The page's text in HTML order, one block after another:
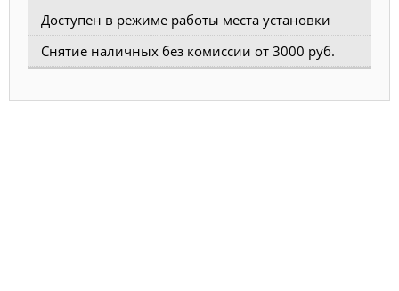
Доступен в режиме работы места установки
Снятие наличных без комиссии от 3000 руб.